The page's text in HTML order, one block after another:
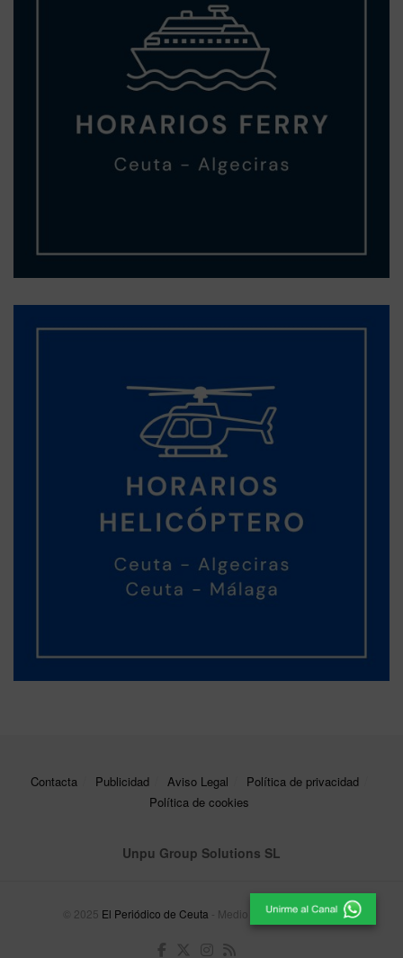
Contacta Publicidad Aviso Legal
Política de privacidad
Política de cookies
Unpu Group Solutions SL
© 2025 El Periódico de Ceuta - Medio de Comunicación